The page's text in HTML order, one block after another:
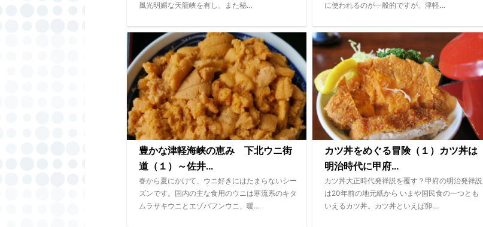
風光明媚な天龍峡を有し、また秘…
に使われるのが一般的ですが、津軽…
豊かな津軽海峡の恵み 下北ウニ街
道（１）～佐井...
春から夏にかけて、ウニ好きにはたまらないシー
ズンです。国内の主な食用のウニは寒流系のキタ
ムラサキウニとエゾバフンウニ、暖…
カツ丼をめぐる冒険（１）カツ丼は
明治時代に甲府...
カツ丼大正時代発祥説を覆す？甲府の明治発祥説
は20年前の地元紙から いまや国民食の一つとも
いえるカツ丼。カツ丼といえば卵…